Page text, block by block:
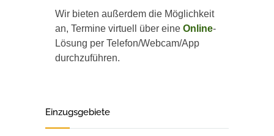
Wir bieten außerdem die Möglichkeit
an, Termine virtuell über eine Online-
Lösung per Telefon/Webcam/App
durchzuführen.
Einzugsgebiete